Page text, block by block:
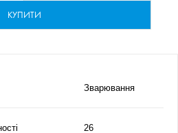
КУПИТИ
Зварювання
26